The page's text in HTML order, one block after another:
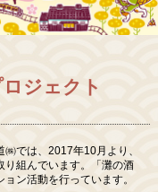
ロジェクト
では、2017年10月より、
り組んでいます。「灘の酒
ン活動を行っています。